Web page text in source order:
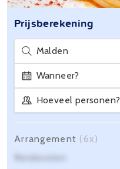
Prijsberekening
Malden
Wanneer?
Hoeveel personen?
Arrangement (6x)
Reiskosten